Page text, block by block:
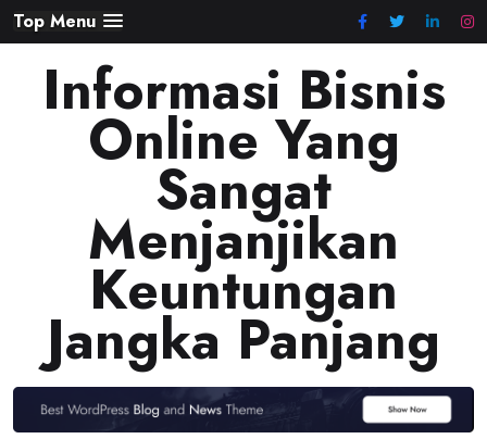
Skip
to
content
Top Menu
Informasi Bisnis
Online Yang
Sangat
Menjanjikan
Keuntungan
Jangka Panjang